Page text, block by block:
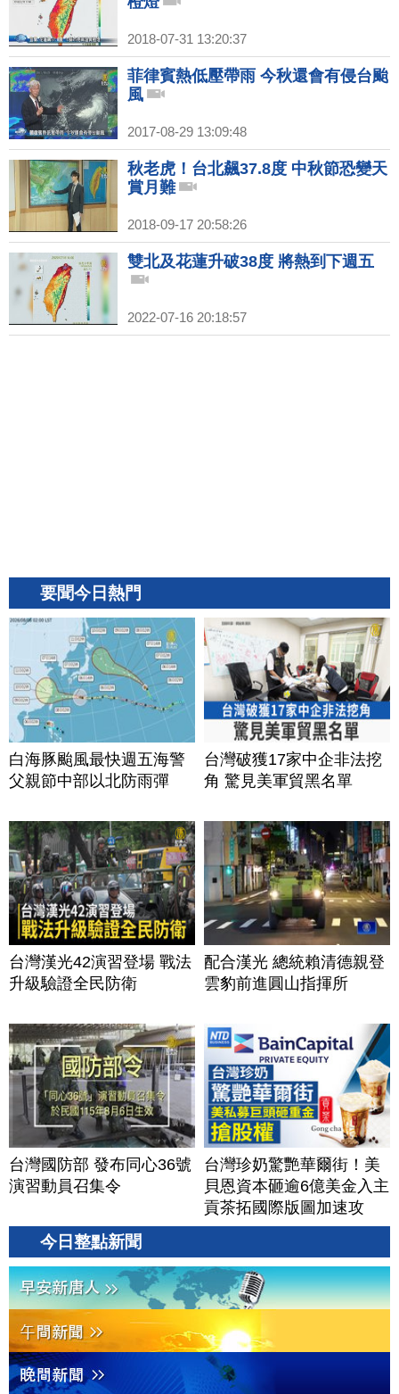
2018-07-31 13:20:37
菲律賓熱低壓帶雨 今秋還會有侵台颱
風
2017-08-29 13:09:48
秋老虎！台北飆37.8度 中秋節恐變天
賞月難
2018-09-17 20:58:26
雙北及花蓮升破38度 將熱到下週五
2022-07-16 20:18:57
要聞今日熱門
白海豚颱風最快週五海警
父親節中部以北防雨彈
台灣破獲17家中企非法挖
角 驚見美軍貿黑名單
台灣漢光42演習登場 戰法
升級驗證全民防衛
配合漢光 總統賴清德親登
雲豹前進圓山指揮所
台灣國防部 發布同心36號
演習動員召集令
台灣珍奶驚艷華爾街！美
貝恩資本砸逾6億美金入主
貢茶拓國際版圖加速攻
美？｜#財經新聞｜
今日整點新聞